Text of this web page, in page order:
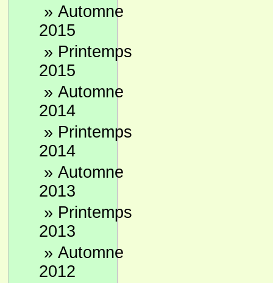
» Automne
2015
» Printemps
2015
» Automne
2014
» Printemps
2014
» Automne
2013
» Printemps
2013
» Automne
2012